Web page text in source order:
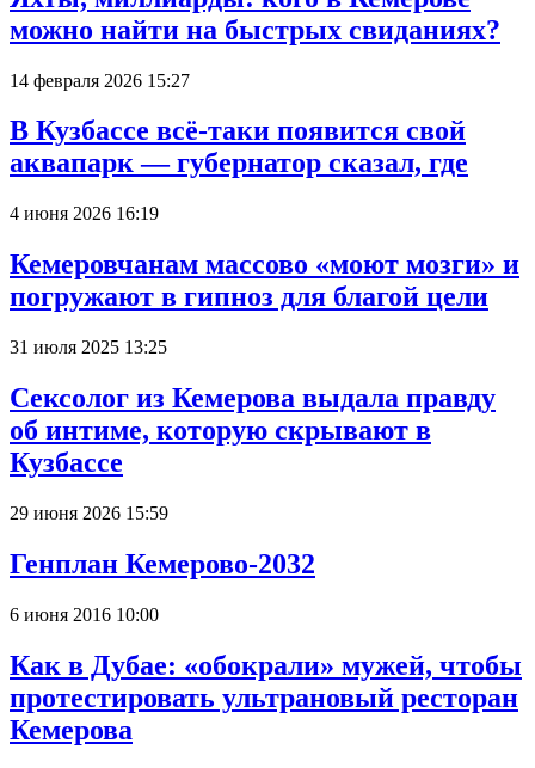
можно найти на быстрых свиданиях?
14 февраля 2026 15:27
В Кузбассе всё-таки появится свой
аквапарк — губернатор сказал, где
4 июня 2026 16:19
Кемеровчанам массово «моют мозги» и
погружают в гипноз для благой цели
31 июля 2025 13:25
Сексолог из Кемерова выдала правду
об интиме, которую скрывают в
Кузбассе
29 июня 2026 15:59
Генплан Кемерово-2032
6 июня 2016 10:00
Как в Дубае: «обокрали» мужей, чтобы
протестировать ультрановый ресторан
Кемерова